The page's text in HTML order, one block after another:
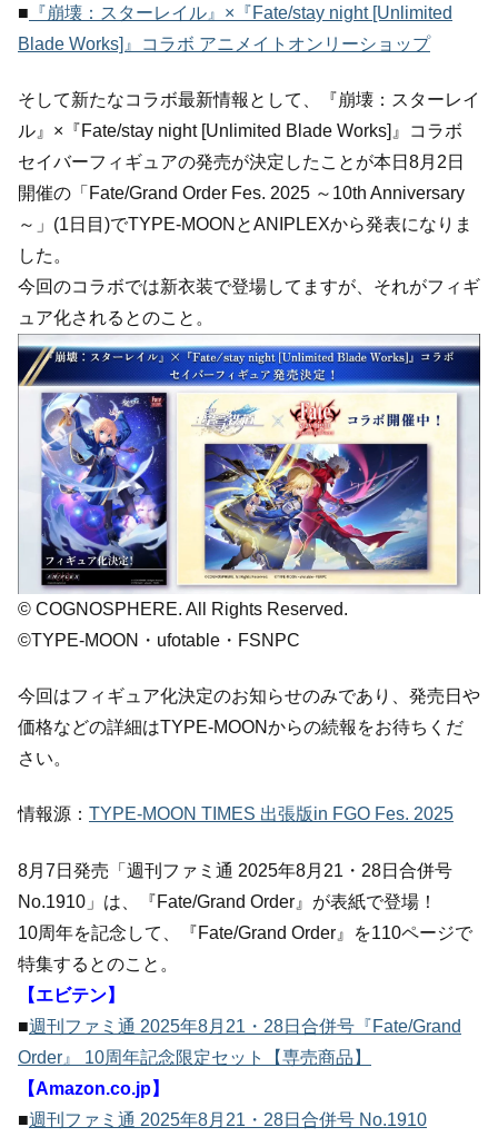
■ 『崩壊：スターレイル』×『Fate/stay night [Unlimited
Blade Works]』コラボ アニメイトオンリーショップ
そして新たなコラボ最新情報として、『崩壊：スターレイ
ル』×『Fate/stay night [Unlimited Blade Works]』コラボ
セイバーフィギュアの発売が決定したことが本日8月2日
開催の「Fate/Grand Order Fes. 2025 ～10th Anniversary
～」(1日目)でTYPE-MOONとANIPLEXから発表になりま
した。
今回のコラボでは新衣装で登場してますが、それがフィギ
ュア化されるとのこと。
© COGNOSPHERE. All Rights Reserved.
©TYPE-MOON・ufotable・FSNPC
今回はフィギュア化決定のお知らせのみであり、発売日や
価格などの詳細はTYPE-MOONからの続報をお待ちくだ
さい。
情報源： TYPE-MOON TIMES 出張版in FGO Fes. 2025
8月7日発売「週刊ファミ通 2025年8月21・28日合併号
No.1910」は、『Fate/Grand Order』が表紙で登場！
10周年を記念して、『Fate/Grand Order』を110ページで
特集するとのこと。
【エビテン】
■週刊ファミ通 2025年8月21・28日合併号『Fate/Grand
Order』 10周年記念限定セット【専売商品】
【Amazon.co.jp】
■週刊ファミ通 2025年8月21・28日合併号 No.1910